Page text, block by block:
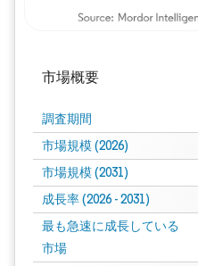
市場概要
調査期間
市場規模 (2026)
市場規模 (2031)
成長率 (2026 - 2031)
最も急速に成長している
市場